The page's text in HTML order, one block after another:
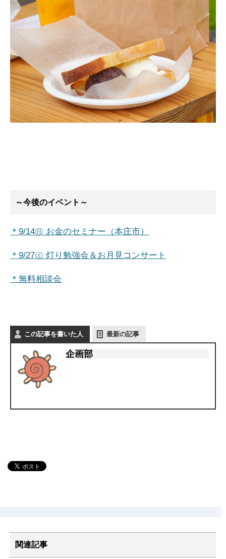
～今後のイベント～
＊9/14㊐ お金のセミナー（本庄市）
＊9/27㊏ 灯り勉強会＆お月見コンサート
＊無料相談会
この記事を書いた人 最新の記事
企画部
関連記事